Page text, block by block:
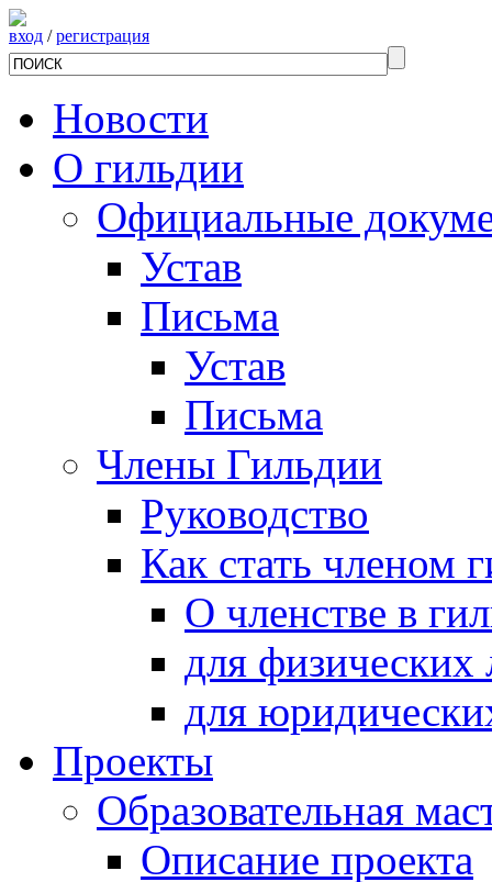
вход /регистрация
Новости
О гильдии
Официальные
Устав
Письма
Устав
Письма
Члены Гильдии
Руководство
Как стать членом
О членстве в
для физических
для
Проекты
Образовательная
Описание проекта